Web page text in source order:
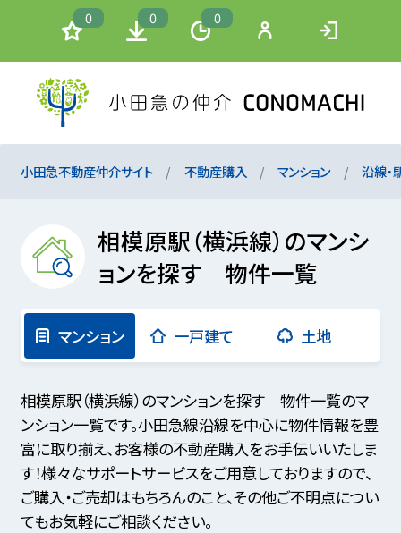
0 0 0
小田急不動産仲介サイト 不動産購入 マンション 沿線・
相模原駅（横浜線）のマンシ
ョンを探す 物件一覧
マンション 一戸建て 土地
相模原駅（横浜線）のマンションを探す 物件一覧のマ
ンション一覧です。小田急線沿線を中心に物件情報を豊
富に取り揃え、お客様の不動産購入をお手伝いいたしま
す！様々なサポートサービスをご用意しておりますので、
ご購入・ご売却はもちろんのこと、その他ご不明点につい
てもお気軽にご相談ください。